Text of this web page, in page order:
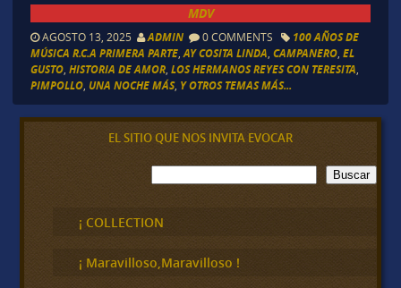
MDV
AGOSTO 13, 2025 ADMIN 0 COMMENTS
100 AÑOS DE
MÚSICA R.C.A PRIMERA PARTE, AY COSITA LINDA CAMPANERO, EL
GUSTO, HISTORIA DE AMOR, LOS HERMANOS REYES CON TERESITA
PIMPOLLO, UNA NOCHE MÁS, Y OTROS TEMAS MÁS...
EL SITIO QUE NOS INVITA EVOCAR
B
u
c
a
Buscar
¡ COLLECTION
¡ Maravilloso,Maravilloso !